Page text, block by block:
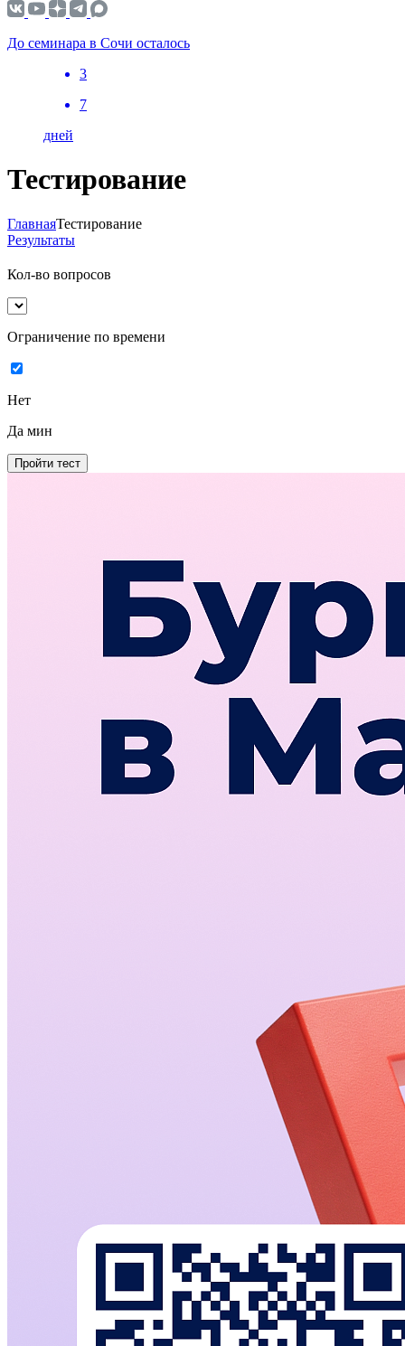
До семинара в Сочи осталось
3
7
дней
Тестирование
ГлавнаяТестирование
Результаты
Кол-во вопросов
Ограничение по времени
Нет
Да мин
Пройти тест